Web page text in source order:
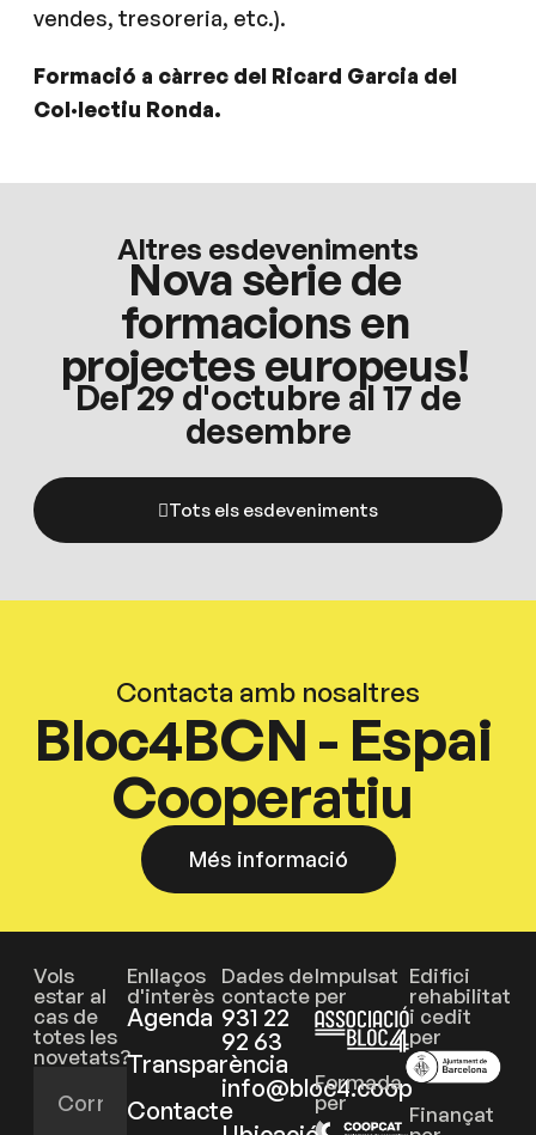
vendes, tresoreria, etc.).
Formació a càrrec del Ricard Garcia del
Col·lectiu Ronda.
Altres esdeveniments
Nova sèrie de
formacions en
projectes europeus!
Del 29 d'octubre al 17 de
desembre
Tots els esdeveniments
Contacta amb nosaltres
Bloc4BCN - Espai
Cooperatiu
Més informació
Vols
estar al
cas de
totes les
novetats?
Enllaços
d'interès
Agenda
Transparència
Contacte
Dades de
contacte
931 22
92 63
info@bloc4.coop
Impulsat
per
Formada
per
Edifici
rehabilitat
i cedit
per
Finançat